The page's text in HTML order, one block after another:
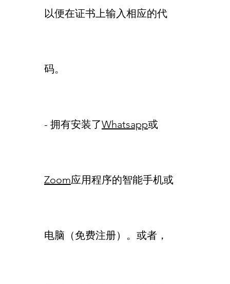
以便在证书上输入相应的代
码。
- 拥有安装了Whatsapp或
Zoom应用程序的智能手机或
电脑（免费注册）。或者，